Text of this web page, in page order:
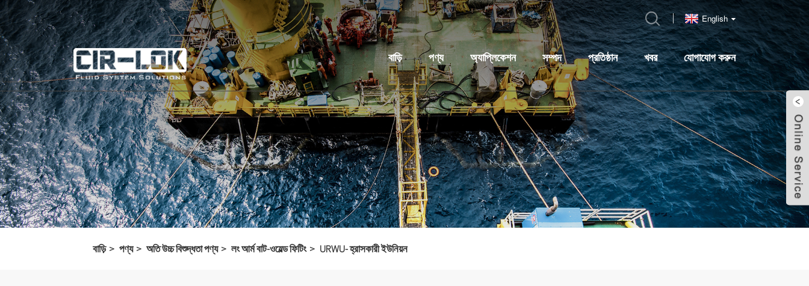
English
বাড়ি পণ্য অ্যাপ্লিকেশন সম্পদ প্রতিষ্ঠান খবর যোগাযোগ করুন
বাড়ি পণ্য অতি উচ্চ বিশুদ্ধতা পণ্য লং আর্ম বাট-ওয়েল্ড ফিটিং URWU- হ্রাসকারী ইউনিয়ন